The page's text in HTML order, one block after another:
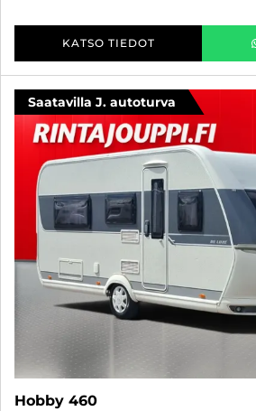
KATSO TIEDOT
Saatavilla J. autoturva
Hobby 460